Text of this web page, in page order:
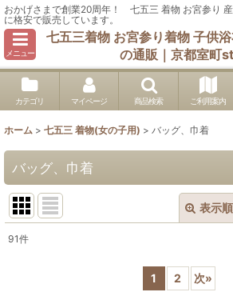
おかげさまで創業20周年！ 七五三 着物 お宮参り
に格安で販売しています。
メニュー
七五三着物 お宮参り着物 子供
の通販｜京都室町
カテゴリ マイページ 商品検索 ご利用案内
ホーム > 七五三 着物(女の子用) > バッグ、巾着
バッグ、巾着
表示
91件
1 2 次»